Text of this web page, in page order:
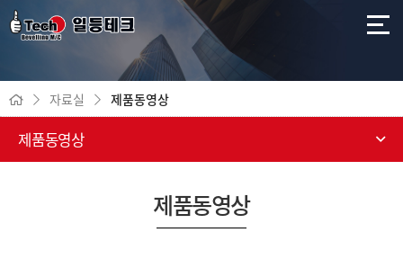
자료실 제품동영상
제품동영상
제품동영상